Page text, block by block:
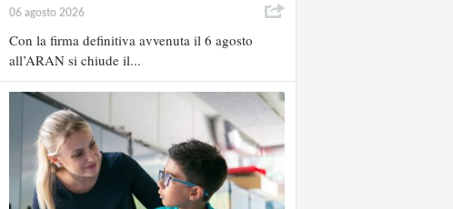
06 agosto 2026
Con la firma definitiva avvenuta il 6 agosto
all’ARAN si chiude il...